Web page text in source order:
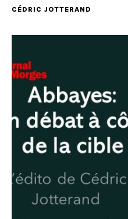
CÉDRIC JOTTERAND